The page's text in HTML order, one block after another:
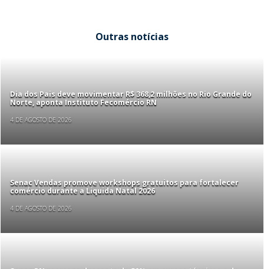
Outras notícias
Dia dos Pais deve movimentar R$ 368,2 milhões no Rio Grande do
Norte, aponta Instituto Fecomércio RN
4 DE AGOSTO DE 2026
Senac Vendas promove workshops gratuitos para fortalecer
comércio durante a Liquida Natal 2026
4 DE AGOSTO DE 2026